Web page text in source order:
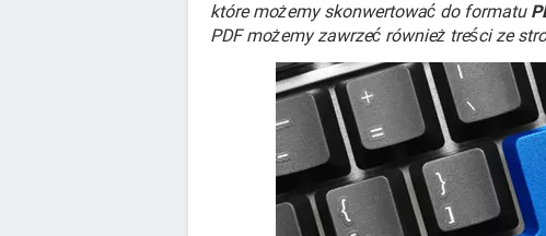
które możemy skonwertować do formatu
PDF możemy zawrzeć również treści ze